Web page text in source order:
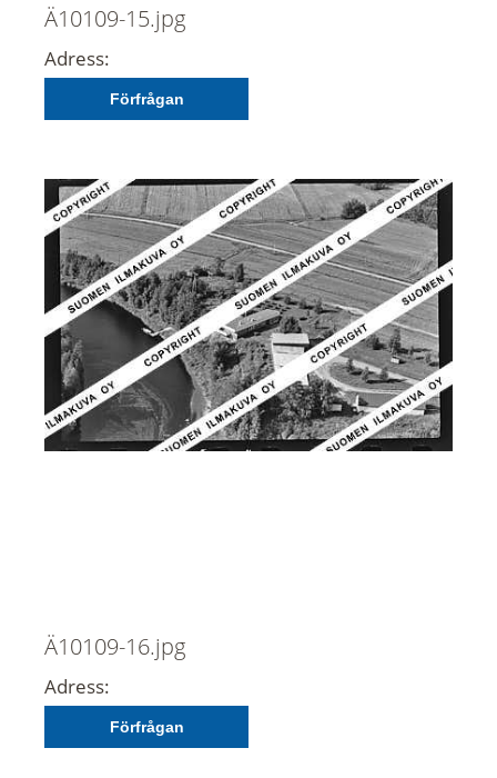
Ä10109-15.jpg
Adress:
Förfrågan
Ä10109-16.jpg
Adress:
Förfrågan